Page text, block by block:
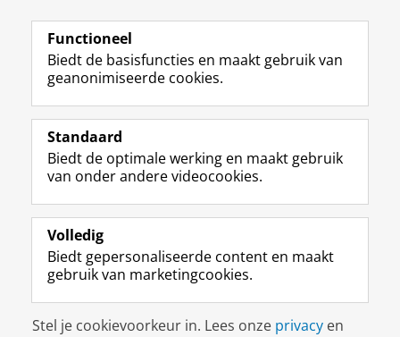
Volg de RUG
F
a
e
b
o
p
a
i
n
L
i
k
e
I
-
p
g
i
R
S
-
f
e
R
k
s
I
n
t
r
m
c
c
Y
o
T
e
k
a
a
Studiekiezers
Alumni
Over ons
Disclaimer & Copyright
Functioneel
Biedt de basisfuncties en maakt gebruik van
geanonimiseerde cookies.
Standaard
Biedt de optimale werking en maakt gebruik
van onder andere videocookies.
Volledig
Biedt gepersonaliseerde content en maakt
gebruik van marketingcookies.
Stel je cookievoorkeur in. Lees onze privacy en